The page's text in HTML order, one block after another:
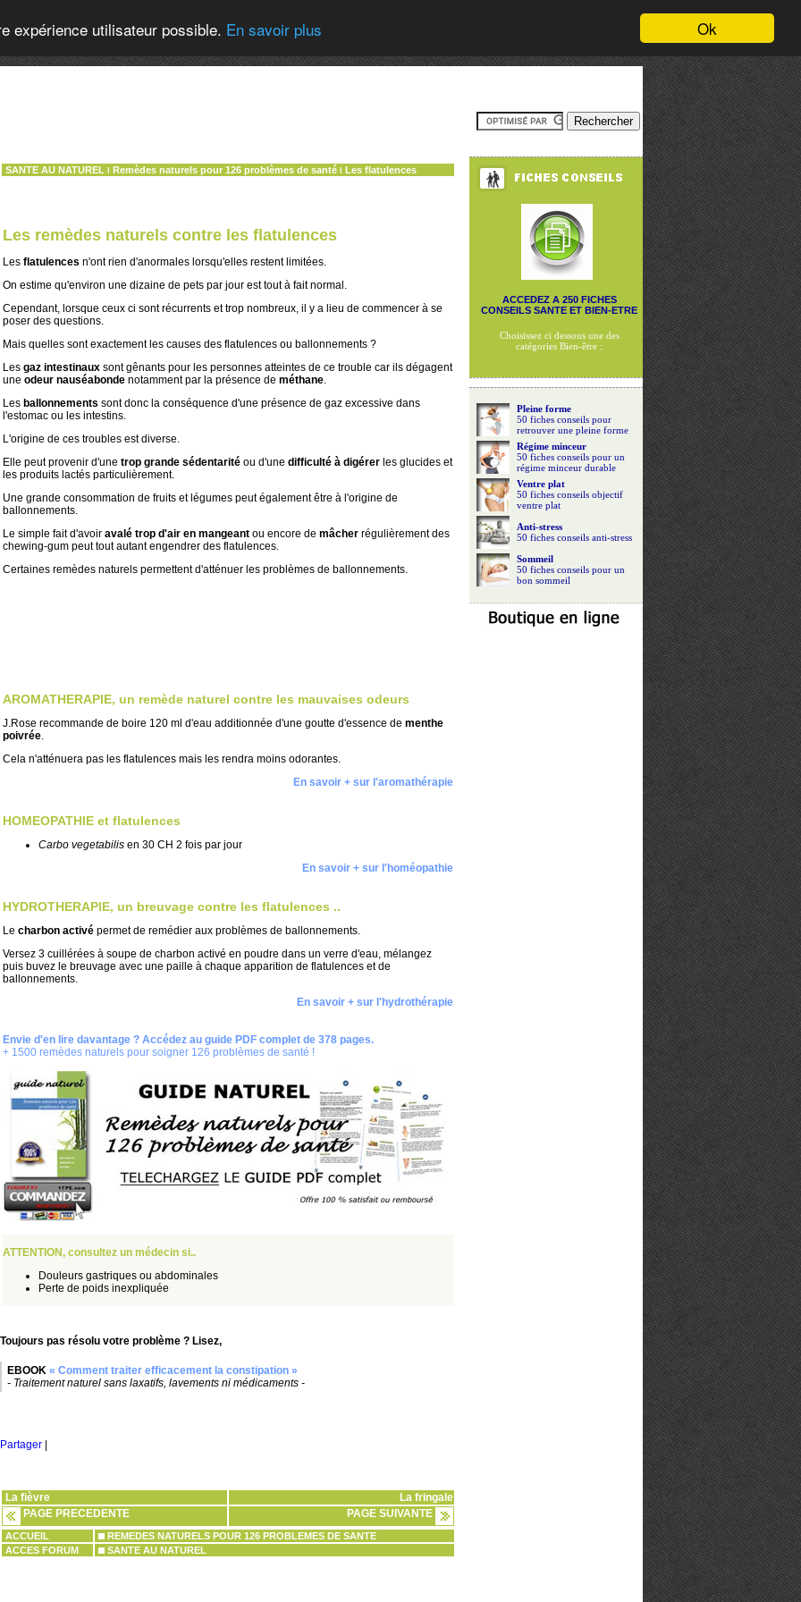
Ok
expérience utilisateur possible. En savoir plus
SANTE AU NATUREL Remèdes naturels pour 126 problèmes de santé Les flatulences
Les remèdes naturels contre les flatulences
Les flatulences n'ont rien d'anormales lorsqu'elles restent limitées.
On estime qu'environ une dizaine de pets par jour est tout à fait normal.
Cependant, lorsque ceux ci sont récurrents et trop nombreux, il y a lieu de commencer à se
poser des questions.
Mais quelles sont exactement les causes des flatulences ou ballonnements ?
Les gaz intestinauxsont gênants pour les personnes atteintes de ce trouble car ils dégagent
une odeur nauséabondenotamment par la présence de méthane.
Les ballonnements sont donc la conséquence d'une présence de gaz excessive dans
l'estomac ou les intestins.
L'origine de ces troubles est diverse.
Elle peut provenir d'une trop grande sédentaritéou d'une difficulté à digérerles glucides et
les produits lactés particulièrement.
Une grande consommation de fruits et légumes peut également être à l'origine de
ballonnements.
Le simple fait d'avoir avalé trop d'air en mangeantou encore de mâcher régulièrement des
chewing-gum peut tout autant engendrer des flatulences.
Certaines remèdes naturels permettent d'atténuer les problèmes de ballonnements.
AROMATHERAPIE, un remède naturel contre les mauvaises odeurs
J.Rose recommande de boire 120 ml d'eau additionnée d'une goutte d'essence de menthe
poivrée.
Cela n'atténuera pas les flatulences mais les rendra moins odorantes.
En savoir + sur l'aromathérapie
HOMEOPATHIE et flatulences
Carbo vegetabilisen 30 CH 2 fois par jour
En savoir + sur l'homéopathie
HYDROTHERAPIE, un breuvage contre les flatulences ..
Le charbon activépermet de remédier aux problèmes de ballonnements.
Versez 3 cuillérées à soupe de charbon activé en poudre dans un verre d'eau, mélangez
puis buvez le breuvage avec une paille à chaque apparition de flatulences et de
ballonnements.
En savoir + sur l'hydrothérapie
Envie d'en lire davantage ? Accédez au guide PDF complet de 378 pages.
+ 1500 remèdes naturels pour soigner 126 problèmes de santé !
ATTENTION, consultez un médecin si..
Douleurs gastriques ou abdominales
Perte de poids inexpliquée
Toujours pas résolu votre problème ? Lisez,
EBOOK « Comment traiter efficacement la constipation »
- Traitement naturel sans laxatifs, lavements ni médicaments -
Partager
La fièvre
La fringale
PAGE PRECEDENTE
PAGE SUIVANTE
ACCUEIL
REMEDES NATURELS POUR 126 PROBLEMES DE SANTE
ACCES FORUM
SANTE AU NATUREL
ACCEDEZ A 250 FICHES
CONSEILS SANTE ET BIEN-ETRE
Choisissez ci dessous une des
catégories Bien-être :
Pleine forme
50 fiches conseils pour
retrouver une pleine forme
Régime minceur
50 fiches conseils pour un
régime minceur durable
Ventre plat
50 fiches conseils objectif
ventre plat
Anti-stress
50 fiches conseils anti-stress
Sommeil
50 fiches conseils pour un
bon sommeil